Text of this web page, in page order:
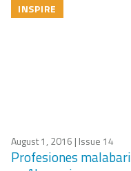
INSPIRE
August 1, 2016 | Issue 14
Profesiones